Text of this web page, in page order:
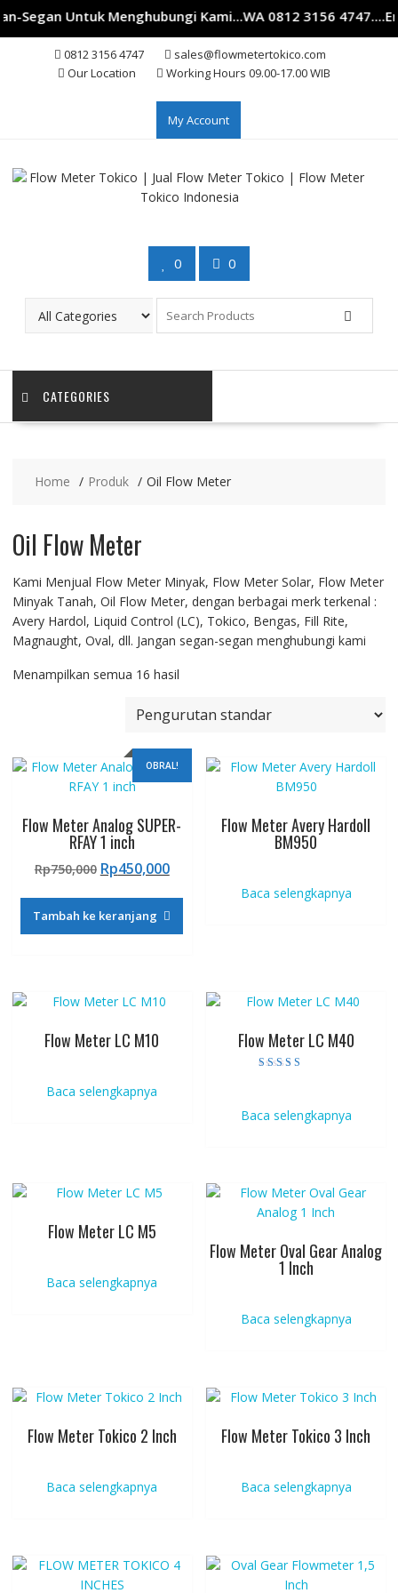
Segan Untuk Menghubungi Kami...WA 0812 3156
0812 3156 4747
sales@flowmetertokico.com
Our Location
Working Hours 09.00-17.00 WIB
My Account
0 0
CATEGORIES
Home Produk Oil Flow Meter
Oil Flow Meter
Kami Menjual Flow Meter Minyak, Flow Meter Solar, Flow Meter
Minyak Tanah, Oil Flow Meter, dengan berbagai merk terkenal :
Avery Hardol, Liquid Control (LC), Tokico, Bengas, Fill Rite,
Magnaught, Oval, dll. Jangan segan-segan menghubungi kami
Menampilkan semua 16 hasil
OBRAL!
Flow Meter Analog SUPER-
RFAY 1 inch
Rp750,000 Harga
adalah:
Rp750,000.
Rp450,000Harga
ini
adalah:
Tambah ke keranjang
Flow Meter Avery Hardoll
BM950
Baca selengkapnya
Flow Meter LC M10
Baca selengkapnya
Flow Meter LC M40
Baca selengkapnya
Flow Meter LC M5
Baca selengkapnya
Flow Meter Oval Gear Analog
1 Inch
Baca selengkapnya
Flow Meter Tokico 2 Inch
Baca selengkapnya
Flow Meter Tokico 3 Inch
Baca selengkapnya